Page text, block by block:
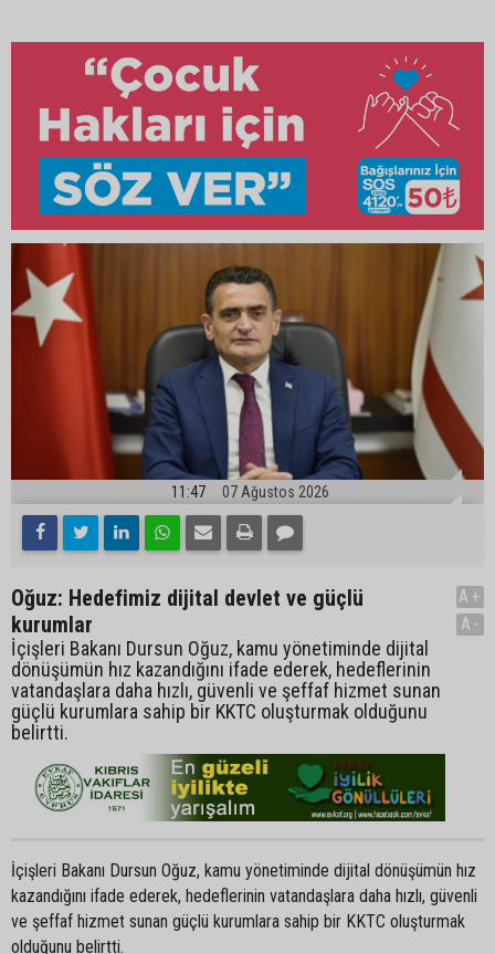
11:47 07 Ağustos 2026
Oğuz: Hedefimiz dijital devlet ve güçlü
kurumlar
İçişleri Bakanı Dursun Oğuz, kamu yönetiminde dijital
dönüşümün hız kazandığını ifade ederek, hedeflerinin
vatandaşlara daha hızlı, güvenli ve şeffaf hizmet sunan
güçlü kurumlara sahip bir KKTC oluşturmak olduğunu
belirtti.
A+
A-
İçişleri Bakanı Dursun Oğuz, kamu yönetiminde dijital dönüşümün hız
kazandığını ifade ederek, hedeflerinin vatandaşlara daha hızlı, güvenli
ve şeffaf hizmet sunan güçlü kurumlara sahip bir KKTC oluşturmak
olduğunu belirtti.